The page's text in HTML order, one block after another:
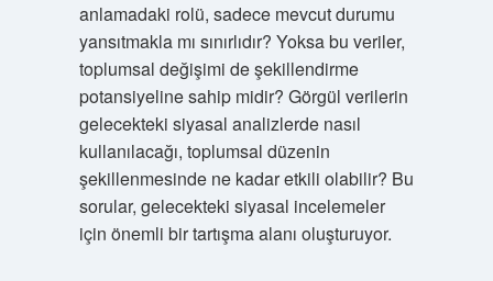
anlamadaki rolü, sadece mevcut durumu
yansıtmakla mı sınırlıdır? Yoksa bu veriler,
toplumsal değişimi de şekillendirme
potansiyeline sahip midir? Görgül verilerin
gelecekteki siyasal analizlerde nasıl
kullanılacağı, toplumsal düzenin
şekillenmesinde ne kadar etkili olabilir? Bu
sorular, gelecekteki siyasal incelemeler
için önemli bir tartışma alanı oluşturuyor.